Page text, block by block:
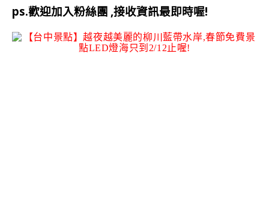
ps.歡迎加入粉絲團 ,接收資訊最即時喔!